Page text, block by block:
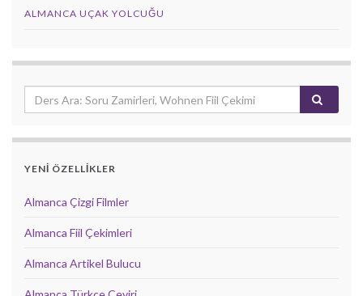
ALMANCA UÇAK YOLCUĞU
YENİ ÖZELLİKLER
Almanca Çizgi Filmler
Almanca Fiil Çekimleri
Almanca Artikel Bulucu